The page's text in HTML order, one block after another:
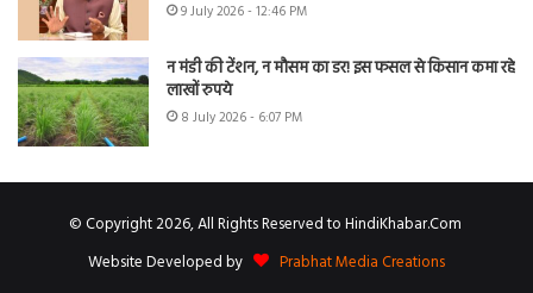
9 July 2026 - 12:46 PM
न मंडी की टेंशन, न मौसम का डर! इस फसल से किसान कमा रहे
लाखों रुपये
8 July 2026 - 6:07 PM
© Copyright 2026, All Rights Reserved to HindiKhabar.Com
Website Developed by
Prabhat Media Creations